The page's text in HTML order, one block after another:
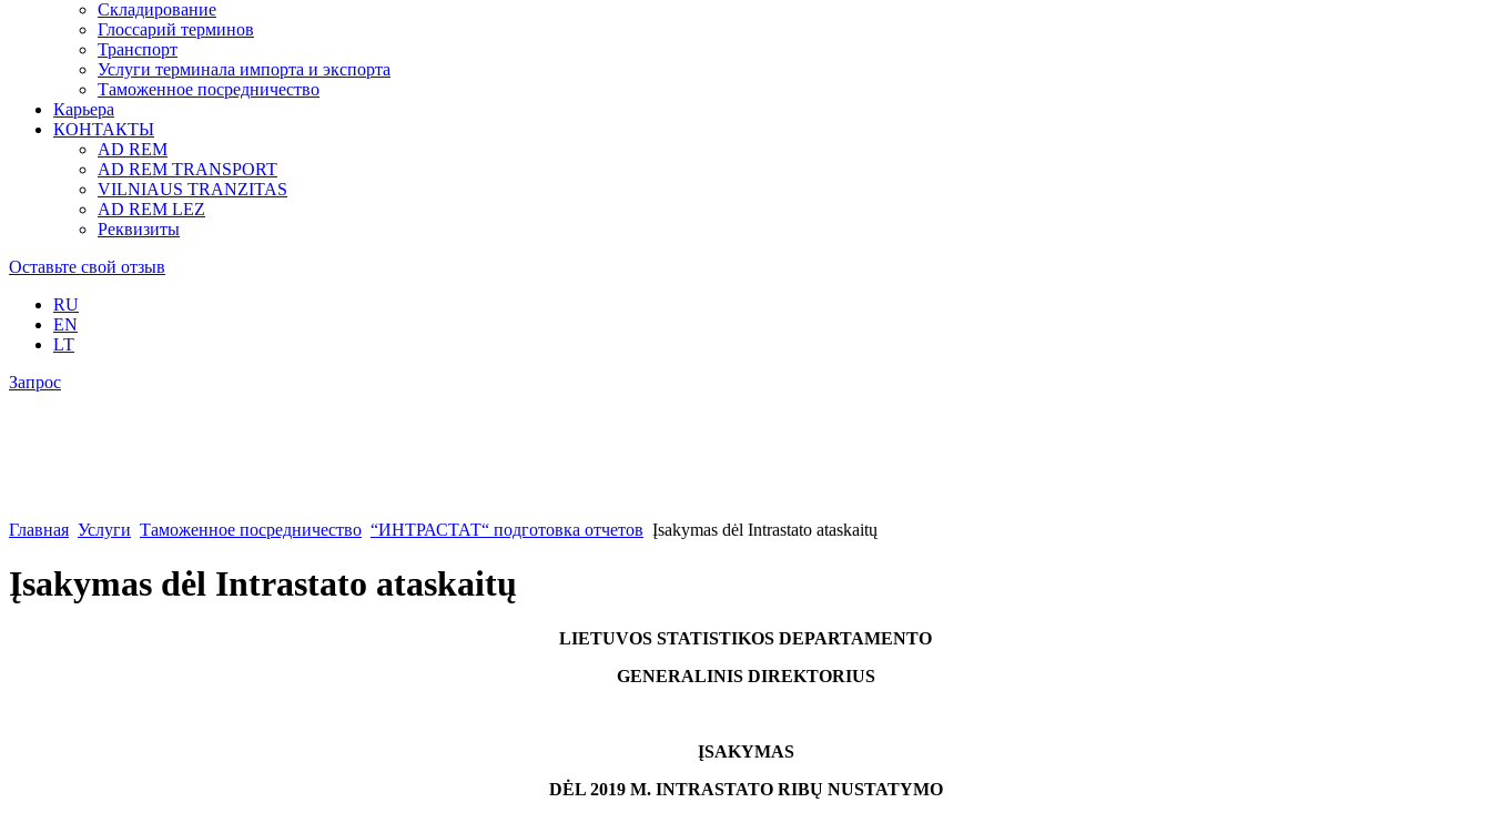
Складирование
Глоссарий терминов
Транспорт
Услуги терминала импорта и экспорта
Таможенное посредничество
Карьера
КОНТАКТЫ
AD REM
AD REM TRANSPORT
VILNIAUS TRANZITAS
AD REM LEZ
Реквизиты
Оставьте свой отзыв
RU
EN
LT
Запрос
Главная Услуги Таможенное посредничество “ИНТРАСТАТ“ подготовка отчетов Įsakymas dėl Intrastato ataskaitų
Įsakymas dėl Intrastato ataskaitų
LIETUVOS STATISTIKOS DEPARTAMENTO
GENERALINIS DIREKTORIUS
ĮSAKYMAS
DĖL 2019 M. INTRASTATO RIBŲ NUSTATYMO